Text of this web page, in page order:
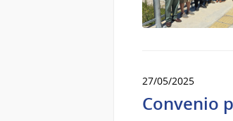
27/05/2025
Convenio